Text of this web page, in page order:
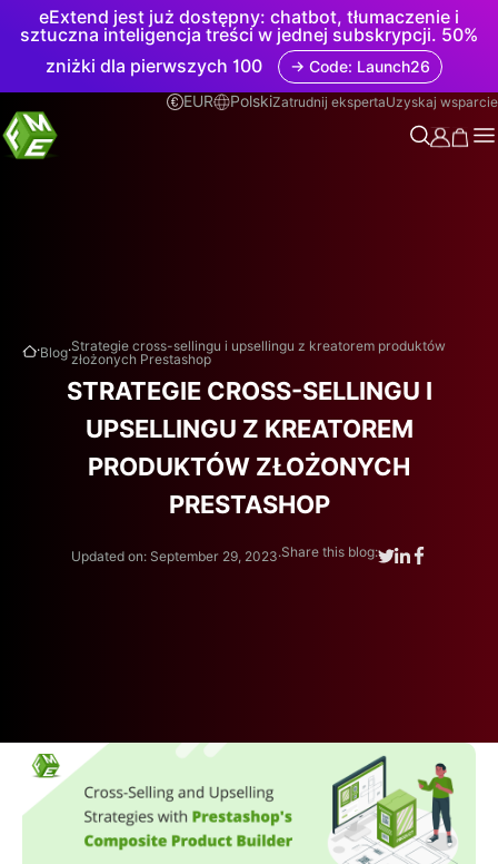
eExtend jest już dostępny: chatbot, tłumaczenie i
sztuczna inteligencja treści w jednej subskrypcji. 50%
zniżki dla pierwszych 100
→ Code: Launch26
EUR
PolskiZatrudnij ekspertaUzyskaj wsparcie
.Blog.Strategie cross-sellingu i upsellingu z kreatorem produktów
złożonych Prestashop
STRATEGIE CROSS-SELLINGU I
UPSELLINGU Z KREATOREM
PRODUKTÓW ZŁOŻONYCH
PRESTASHOP
Updated on: September 29, 2023.Share this blog: